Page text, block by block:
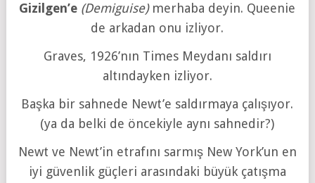
Gizilgen’e (Demiguise)merhaba deyin. Queenie
de arkadan onu izliyor.
Graves, 1926’nın Times Meydanı saldırı
altındayken izliyor.
Başka bir sahnede Newt’e saldırmaya çalışıyor.
(ya da belki de öncekiyle aynı sahnedir?)
Newt ve Newt’in etrafını sarmış New York’un en
iyi güvenlik güçleri arasındaki büyük çatışma